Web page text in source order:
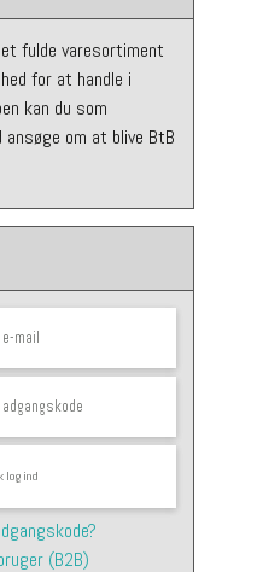
fulde varesortiment
for at handle i
kan du som
ansøge om at blive BtB
log ind
(B2B)